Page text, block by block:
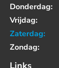
Donderdag:
Vrijdag:
Zaterdag:
Zondag:
Links